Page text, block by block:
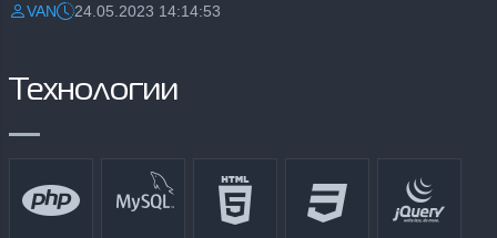
Разместил:
VANДата:24.05.2023 14:14:53
Технологии